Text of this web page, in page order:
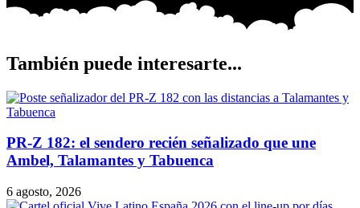
También puede interesarte...
PR-Z 182: el sendero recién señalizado que une
Ambel, Talamantes y Tabuenca
6 agosto, 2026